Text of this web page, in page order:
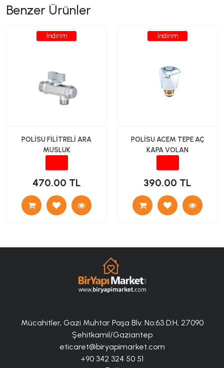
Benzer Ürünler
İndirim
POLİSU FİLİTRELİ ARA
MUSLUK
470.00 TL
İndirim
POLİSU ACEM TEPE AÇ
KAPA VOLAN
390.00 TL
Mücahitler, Gazi Muhtar Paşa Blv. No:63 D:H, 27090
Şehitkamil/Gaziantep
eticaret@biryapimarket.com
+90 342 324 50 51